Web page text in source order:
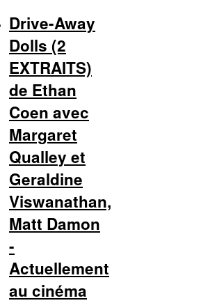
Drive-Away
Dolls (2
EXTRAITS)
de Ethan
Coen avec
Margaret
Qualley et
Geraldine
Viswanathan,
Matt Damon
-
Actuellement
au cinéma